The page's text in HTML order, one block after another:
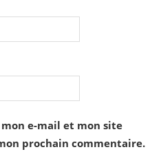
e-mail et mon site
prochain commentaire.